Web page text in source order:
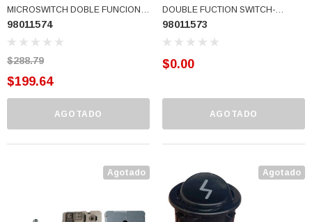
BALERO 6006 ORIG SELLO NEOPRENO
360130 W10239909 228C2007P001 (3934469)
MICROSWITCH DOBLE FUNCION
BLANCO (98011574)
98011574
$288.79
$199.64
AGOTADO
DOUBLE FUCTION SWITCH-
ALMOND (98011573)
98011573
$0.00
AGOTADO
Agotado Agotado